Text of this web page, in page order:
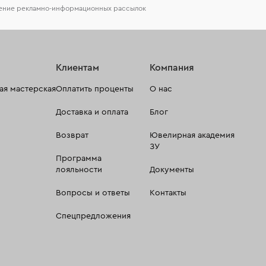
рекламно-информационных рассылок
мастерская
Клиентам
Оплатить проценты
Доставка и оплата
Возврат
Программа
лояльности
Вопросы и ответы
Спецпредложения
Компания
О нас
Блог
Ювелирная академия
ЗУ
Документы
Контакты